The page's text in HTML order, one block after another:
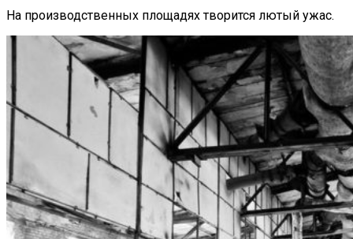
На производственных площадях творится лютый ужас.